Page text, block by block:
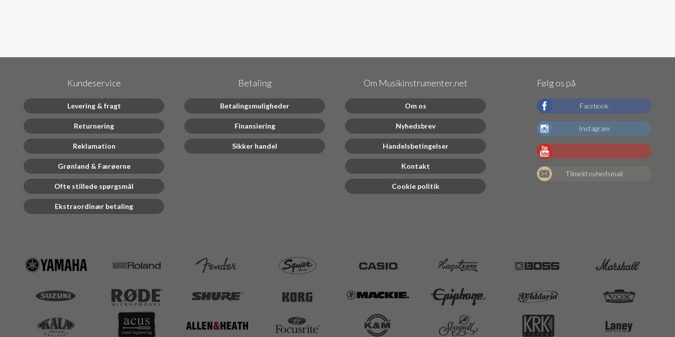
Kundeservice
Levering & fragt
Returnering
Reklamation
Grønland & Færøerne
Ofte stillede spørgsmål
Ekstraordinær betaling
Betaling
Betalingsmuligheder
Finansiering
Sikker handel
Om Musikinstrumenter.net
Om os
Nyhedsbrev
Handelsbetingelser
Kontakt
Cookie politik
Følg os på
Facebook
Instagram
Tilmeld nyhedsmail